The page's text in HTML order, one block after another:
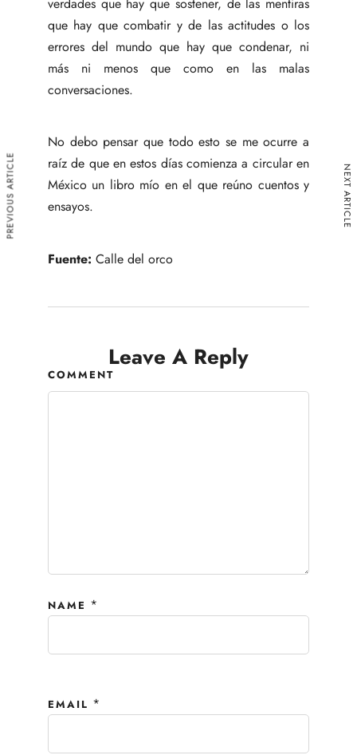
que hay que combatir y de las actitudes o los
errores del mundo que hay que condenar, ni
más ni menos que como en las malas
conversaciones.
No debo pensar que todo esto se me ocurre a
raíz de que en estos días comienza a circular en
México un libro mío en el que reúno cuentos y
ensayos.
Fuente: Calle del orco
Leave A Reply
COMMENT
NAME *
EMAIL *
PREVIOUS ARTICLE NEXT ARTICLE